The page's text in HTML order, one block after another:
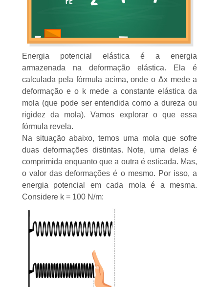
Energia potencial elástica é a energia
armazenada na deformação elástica. Ela é
calculada pela fórmula acima, onde o Δx mede a
deformação e o k mede a constante elástica da
mola (que pode ser entendida como a dureza ou
rigidez da mola). Vamos explorar o que essa
fórmula revela.
Na situação abaixo, temos uma mola que sofre
duas deformações distintas. Note, uma delas é
comprimida enquanto que a outra é esticada. Mas,
o valor das deformações é o mesmo. Por isso, a
energia potencial em cada mola é a mesma.
Considere k = 100 N/m: